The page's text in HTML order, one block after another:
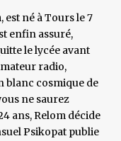
né à Tours le 7
enfin assuré,
le lycée avant
radio,
blanc cosmique de
ne saurez
ans, Relom décide
Psikopat publie